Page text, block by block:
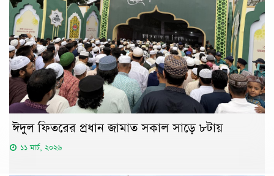
ঈদুল ফিতরের প্রধান জামাত সকাল সাড়ে ৮টায়
১১ মার্চ, ২০২৬